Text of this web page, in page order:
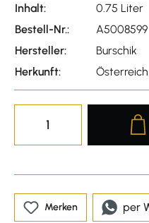
Inhalt:
0.75 Liter
Bestell-Nr.:
A5008599
Hersteller:
Burschik
Herkunft:
Österreich
Produkt
Merken per